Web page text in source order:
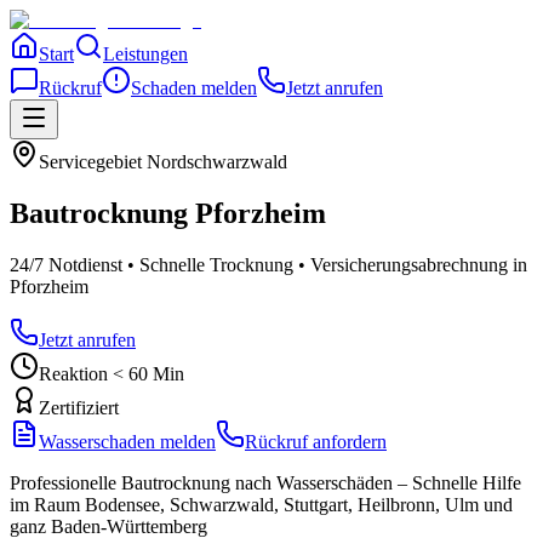
Start
Leistungen
Rückruf
Schaden melden Jetzt anrufen
Servicegebiet Nordschwarzwald
Bautrocknung Pforzheim
24/7 Notdienst • Schnelle Trocknung • Versicherungsabrechnung in
Pforzheim
Jetzt anrufen
Reaktion < 60 Min
Zertifiziert
Wasserschaden melden
Rückruf anfordern
Professionelle Bautrocknung nach Wasserschäden – Schnelle Hilfe
im Raum Bodensee, Schwarzwald, Stuttgart, Heilbronn, Ulm und
ganz Baden-Württemberg